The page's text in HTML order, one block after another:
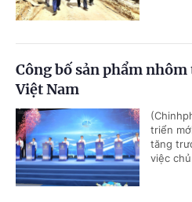
Công bố sản phẩm
Việt Nam
triển
tăng
việc